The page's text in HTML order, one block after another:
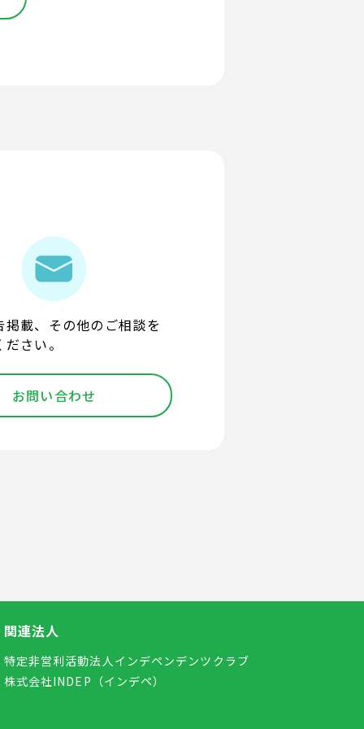
掲載、その他のご相談を
さい。
お問い合わせ
関連法人
特定非営利活動法人インデペンデンツクラブ
株式会社INDEP（インデペ）